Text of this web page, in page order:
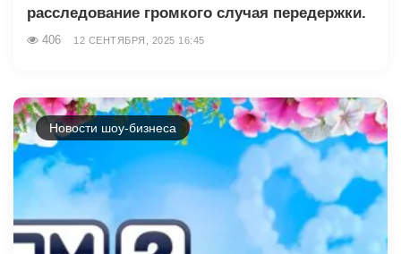
расследование громкого случая передержки.
406 12 СЕНТЯБРЯ, 2025 16:45
Новости шоу-бизнеса